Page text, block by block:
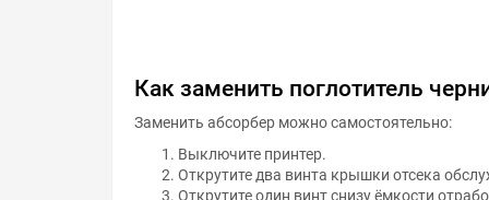
Как заменить поглотитель
Заменить абсорбер можно самостоятельно:
Выключите принтер.
Открутите два винта крышки отсека
Открутите один винт снизу ёмкости